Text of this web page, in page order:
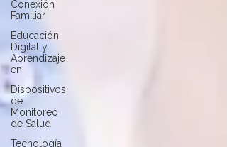
Conexión
Familiar
Educación
Digital y
Aprendizaje
en
Dispositivos
de
Monitoreo
de Salud
Tecnología